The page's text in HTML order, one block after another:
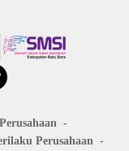
Perusahaan